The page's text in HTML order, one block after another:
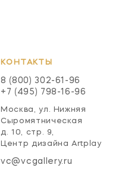
КОНТАКТЫ
8 (800) 302-61-96
+7 (495) 798-16-96
Москва, ул. Нижняя
Сыромятническая
д. 10, стр. 9,
Центр дизайна Artplay
vc@vcgallery.ru